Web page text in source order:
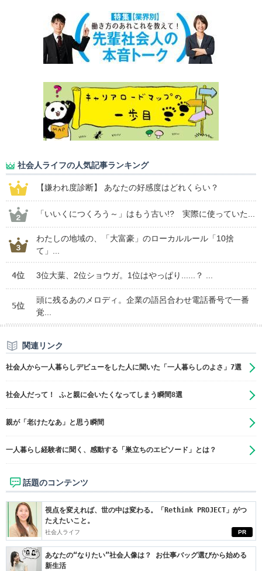
社会人ライフの人気記事ランキング
【嫌われ度診断】 あなたの好感度はどれくらい？
「いいくにつくろう～」はもう古い!? 実際に使っていた...
わたしの地域の、「大富豪」のローカルルール「10捨
て」...
4位 3位大葉、2位ショウガ。1位はやっぱり......？ ...
5位
頭に残るあのメロディ。企業の語呂合わせ電話番号で一番
覚...
関連リンク
社会人から一人暮らしデビューをした人に聞いた「一人暮らしのよさ」7選
社会人だって！ ふと親に会いたくなってしまう瞬間8選
親が「老けたなあ」と思う瞬間
一人暮らし経験者に聞く、感動する「巣立ちのエピソード」とは？
話題のコンテンツ
PR
視点を変えれば、世の中は変わる。「Rethink PROJECT」がつ
たえたいこと。
社会人ライフ
あなたの“なりたい”社会人像は？ お仕事バッグ選びから始める
新生活